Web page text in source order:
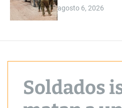
agosto 6, 2026
Soldados